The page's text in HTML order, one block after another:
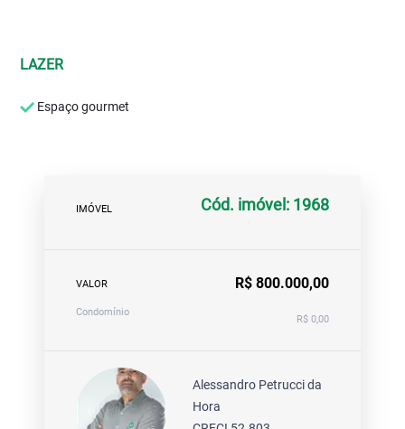
LAZER
Espaço gourmet
IMÓVEL Cód. imóvel: 1968
VALOR R$ 800.000,00
Condomínio
R$ 0,00
Alessandro Petrucci da
Hora